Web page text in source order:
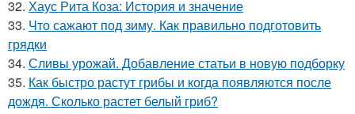
32. Хаус Рита Коза: История и значение
33. Что сажают под зиму. Как правильно подготовить
грядки
34. Сливы урожай. Добавление статьи в новую подборку
35. Как быстро растут грибы и когда появляются после
дождя. Сколько растет белый гриб?